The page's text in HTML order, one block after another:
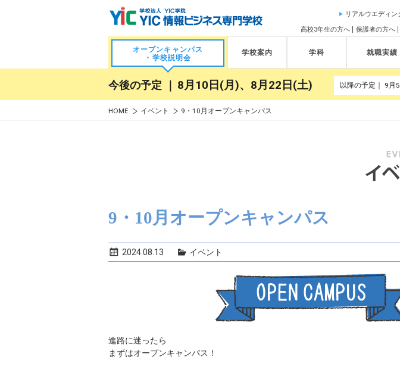
高校3年生の方へ 保護者の方へ
リアルウエディン
オープンキャンパス
・学校説明会
学校案内 学科 就職実績
今後の予定 ｜ 8月10日(月)、8月22日(土)
HOME イベント 9・10月オープンキャンパス
9・10月オープンキャンパス
2024.08.13 イベント
進路に迷ったら
まずはオープンキャンパス！